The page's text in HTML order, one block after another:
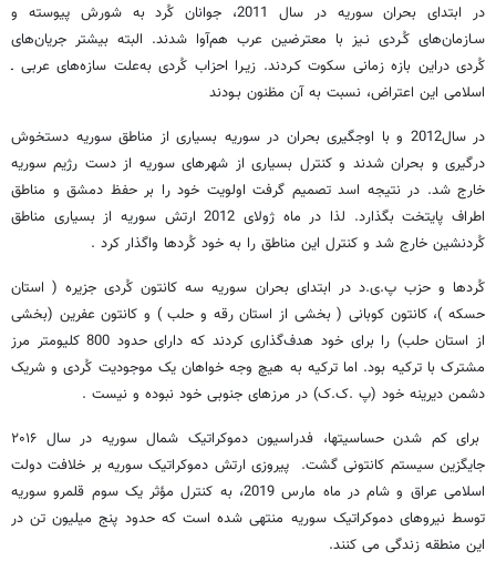
در ابتدای بحران سوریه در سال 2011، جوانان کُرد به شورش پیوسته و
سـازمان‌های‌ کُـردی‌ نـیز با معترضین عرب هم‌آوا شدند. البته بیشتر جریان‌های
کُردی دراین بازه زمانی‌ سکوت‌ کـردند. زیـرا احزاب کُردی به‌علت سازه‌های عربی ـ
اسلامی این اعتراض‌، نسبت به‌ آن‌ مظنون‌ بـودند
در سال2012 و با اوج­گیری بحران در سوریه بسیاری از مناطق سوریه دستخوش
درگیری و بحران شدند و کنترل بسیاری از شهرهای سوریه از دست رژیم سوریه
خارج شد. در نتیجه اسد تصمیم گرفت اولویت خود را بر حفظ دمشق و مناطق
اطراف پایتخت بگذارد. لذا در ماه ژولای 2012 ارتش سوریه از بسیاری مناطق
کُردنشین خارج شد و کنترل این مناطق را به خود کُردها واگذار کرد .
کُردها و حزب پ.ی.د در ابتدای بحران سوریه سه کانتون کُردی جزیره ( استان
حسکه )، کانتون کوبانی ( بخشی از استان رقه و حلب ) و کانتون عفرین (بخشی
از استان حلب) را برای خود هدف‌گذاری کردند که دارای حدود 800 کلیومتر مرز
مشترک با ترکیه بود. اما ترکیه به هیچ وجه خواهان یک موجودیت کُردی و شریک
دشمن دیرینه خود (پ .ک.ک) در مرزهای جنوبی خود نبوده و نیست .
برای کم شدن حساسیت­ها، فدراسیون دموکراتیک شمال سوریه در سال ۲۰۱۶
جایگزین سیستم کانتونی گشت. پیروزی ارتش دموکراتیک سوریه بر خلافت دولت
اسلامی عراق و شام در ماه مارس 2019، به کنترل مؤثر یک سوم قلمرو سوریه
توسط نیروهای دموکراتیک سوریه منتهی شده است که حدود پنج میلیون تن در
این منطقه زندگی می کنند.